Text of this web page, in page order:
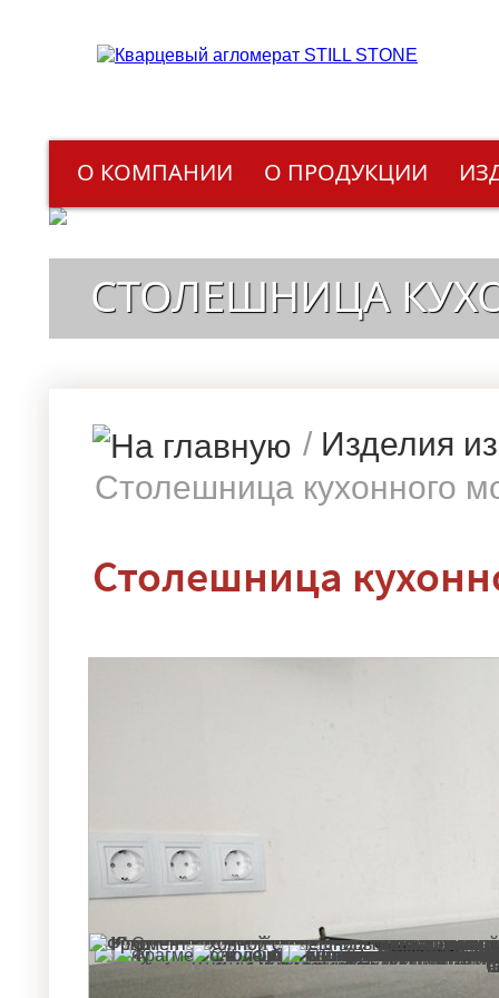
О КОМПАНИИ О ПРОДУКЦИИ
СТОЛЕШНИЦА
/ Изделия
Столешница кухонного
Столешница